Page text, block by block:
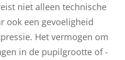
niet alleen technische
ook een gevoeligheid
Het vermogen om
in de pupilgrootte of -